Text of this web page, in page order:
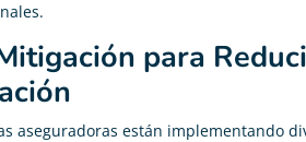
para
aseguradoras están implementando